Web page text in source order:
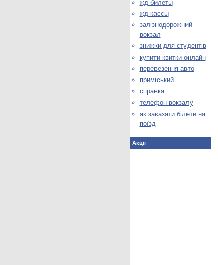
жд билеты
жд кассы
залізнодорожний
вокзал
знижки для студентів
купити квитки онлайн
перевезення авто
приміський
справка
телефон вокзалу
як заказати білети на
поїзд
Акції